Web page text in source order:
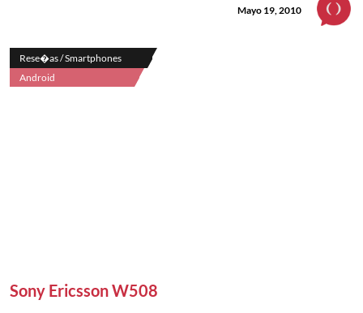
Mayo 19, 2010
Rese�as / Smartphones
Android
Sony Ericsson W508